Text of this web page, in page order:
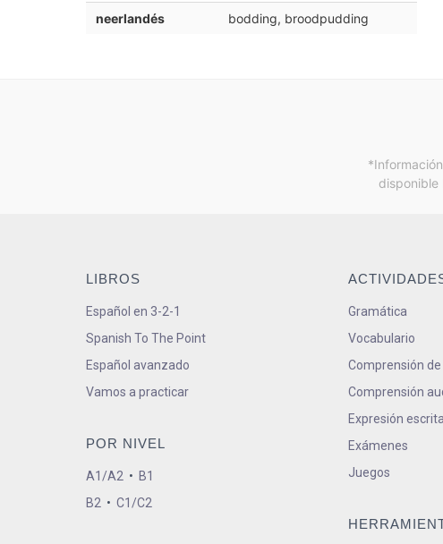
neerlandés bodding, broodpudding
disponible
LIBROS
Español en 3-2-1
Spanish To The Point
Español avanzado
Vamos a practicar
POR NIVEL
A1/A2 • B1
B2 • C1/C2
Gramática
Vocabulario
Comprensión
Comprensión
Expresión escrita
Exámenes
Juegos